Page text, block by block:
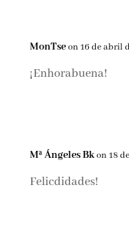
MonTseon 16 de abril
¡Enhorabuena!
Mª Ángeles Bkon 18
Felicdidades!